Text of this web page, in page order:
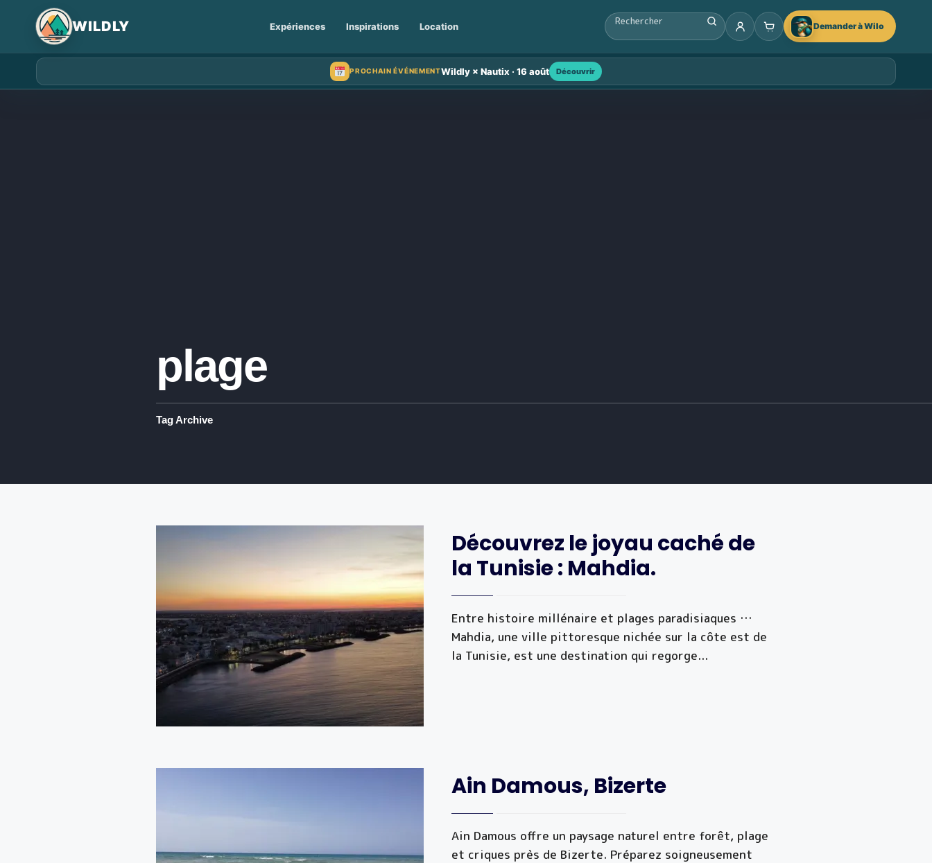
Expériences Inspirations Location Demander à Wilo
PROCHAIN ÉVÉNEMENTWildly × Nautix · 16 août Découvrir
plage
Tag Archive
Découvrez le joyau caché de
la Tunisie : Mahdia.
Entre histoire millénaire et plages paradisiaques …
Mahdia, une ville pittoresque nichée sur la côte est de
la Tunisie, est une destination qui regorge...
Ain Damous, Bizerte
Ain Damous offre un paysage naturel entre forêt, plage
et criques près de Bizerte. Préparez soigneusement